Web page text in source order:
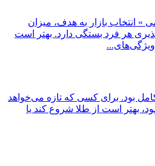
انتخاب بازار به هدف، میزان
هر فرد بستگی دارد. بهتر است
بود. برای کسی که تازه می‌خواهد
بهتر است از طلا شروع کند یا